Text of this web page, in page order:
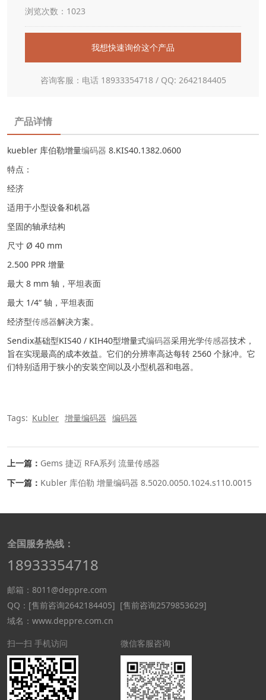
浏览次数：1023
我想快速询价这个产品
咨询客服：电话 18933354718 / QQ: 2642184405
产品详情
kuebler 库伯勒增量编码器 8.KIS40.1382.0600
特点：
经济
适用于小型设备和机器
坚固的轴承结构
尺寸 Ø 40 mm
2.500 PPR 增量
最大 8 mm 轴，平坦表面
最大 1/4“ 轴，平坦表面
经济型传感器解决方案。
Sendix基础型KIS40 / KIH40型增量式编码器采用光学传感器技术，
旨在实现最高的成本效益。它们的分辨率高达每转 2560 个脉冲。它
们特别适用于狭小的安装空间以及小型机器和电器。
Tags: Kubler 增量编码器 编码器
上一篇： Gems 捷迈 RFA系列 流量传感器
下一篇： Kubler 库伯勒 增量编码器 8.5020.0050.1024.s110.0015
全国服务热线：
18933354718
邮箱：8011@deppre.com
QQ： [售前咨询2642184405] [售前咨询2579853629]
域名：www.deppre.com.cn
扫一扫 手机访问
微信客服咨询